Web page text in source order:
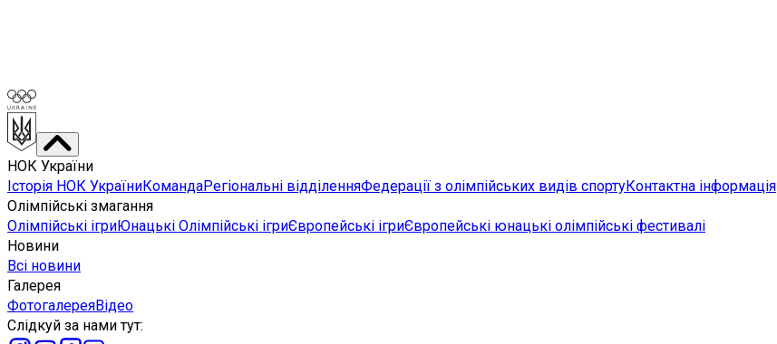
НОК України
Історія НОК УкраїниКомандаРегіональні відділенняФедерації з олімпійських видів спортуКонтактна інформація
Олімпійські змагання
Олімпійські ігриЮнацькі Олімпійські ігриЄвропейські ігриЄвропейські юнацькі олімпійські фестивалі
Новини
Всі новини
Галерея
ФотогалереяВідео
Слідкуй за нами тут: